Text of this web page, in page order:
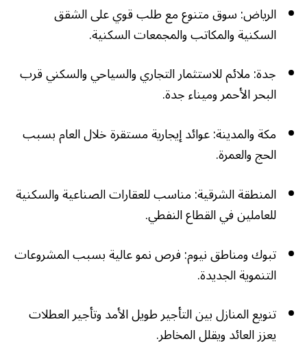
الرياض: سوق متنوع مع طلب قوي على الشقق
السكنية والمكاتب والمجمعات السكنية.
جدة: ملائم للاستثمار التجاري والسياحي والسكني قرب
البحر الأحمر وميناء جدة.
مكة والمدينة: عوائد إيجارية مستقرة خلال العام بسبب
الحج والعمرة.
المنطقة الشرقية: مناسب للعقارات الصناعية والسكنية
للعاملين في القطاع النفطي.
تبوك ومناطق نيوم: فرص نمو عالية بسبب المشروعات
التنموية الجديدة.
تنويع المنازل بين التأجير طويل الأمد وتأجير العطلات
يعزز العائد ويقلل المخاطر.